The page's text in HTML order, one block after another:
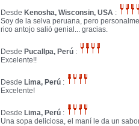
Desde Kenosha, Wisconsin, USA :
Soy de la selva peruana, pero
rico antojo salió genial... gracias.
Desde Pucallpa, Perú :
Excelente!!
Desde Lima, Perú :
Excelente!
Desde Lima, Perú :
Una sopa deliciosa, el maní le da un